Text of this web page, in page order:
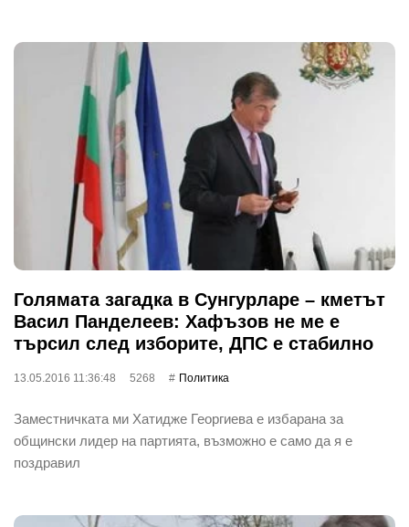
Голямата загадка в Сунгурларе – кметът
Васил Панделеев: Хафъзов не ме е
търсил след изборите, ДПС е стабилно
13.05.2016 11:36:48 5268 Политика
Заместничката ми Хатидже Георгиева е избарана за
общински лидер на партията, възможно е само да я е
поздравил